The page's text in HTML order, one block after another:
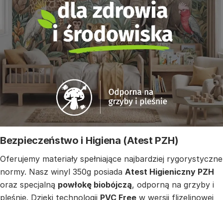
Bezpieczeństwo i Higiena (Atest PZH)
Oferujemy materiały spełniające najbardziej rygorystyczne
normy. Nasz winyl 350g posiada Atest Higieniczny PZH
oraz specjalną powłokę biobójczą, odporną na grzyby i
pleśnie. Dzięki technologii PVC Free w wersji flizelinowej